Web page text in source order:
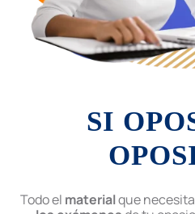
SI
Todo el materialque